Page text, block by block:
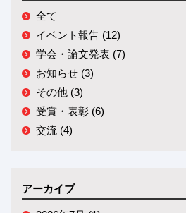
全て
イベント報告 (12)
学会・論文発表 (7)
お知らせ (3)
その他 (3)
受賞・表彰 (6)
交流 (4)
アーカイブ